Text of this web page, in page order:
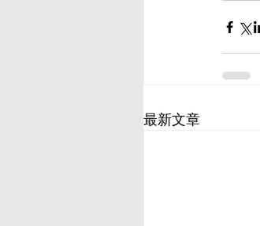
最新文章